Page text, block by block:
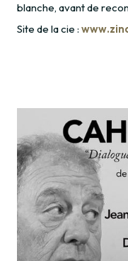
blanche, avant de
Site de la cie :